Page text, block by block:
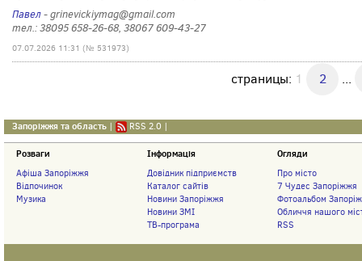
Павел- grinevickiymag@gmail.com
тел.: 38095 658-26-68, 38067 609-43-27
07.07.2026 11:31 (№ 531973)
страницы: 1 2 ...
Запоріжжя та область | RSS 2.0 |
Розваги
Афіша Запоріжжя
Відпочинок
Музика
Інформація
Довідник підприємств
Каталог сайтів
Новини Запоріжжя
Новини ЗМІ
ТВ-програма
Огляди
Про місто
7 Чудес Запоріжжя
Фотоальбом
Обличчя нашого
RSS